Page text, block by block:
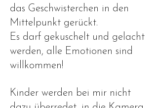
das Geschwisterchen in den
Mittelpunkt gerückt.
Es darf gekuschelt und gelacht
werden, alle Emotionen sind
willkommen!
Kinder werden bei mir nicht